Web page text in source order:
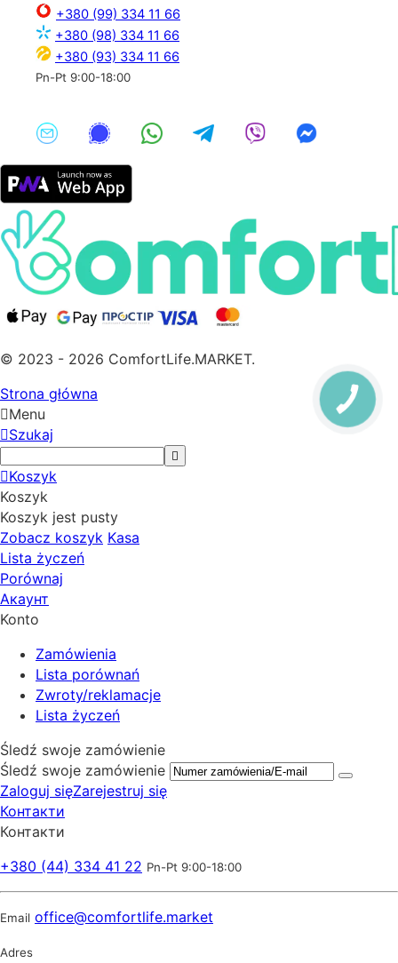
+380 (99) 334 11 66
+380 (98) 334 11 66
+380 (93) 334 11 66
Pn-Pt 9:00-18:00
© 2023 - 2026 ComfortLife.MARKET.
Strona główna
Menu
Szukaj
Koszyk
Koszyk
Koszyk jest pusty
Zobacz koszyk Kasa
Lista życzeń
Porównaj
Акаунт
Konto
Zamówienia
Lista porównań
Zwroty/reklamacje
Lista życzeń
Śledź swoje zamówienie
Śledź swoje zamówienie
Zaloguj sięZarejestruj się
Контакти
Контакти
+380 (44) 334 41 22 Pn-Pt 9:00-18:00
Email office@comfortlife.market
Adres